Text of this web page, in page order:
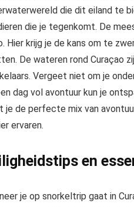
die dit eiland te
die je tegenkomt. De
Hier krijg je de kans om te
De wateren rond Curaçao
Vergeet niet om je
dag vol avontuur kun je
je de perfecte mix van
ervaren.
en
je op snorkeltrip gaat in